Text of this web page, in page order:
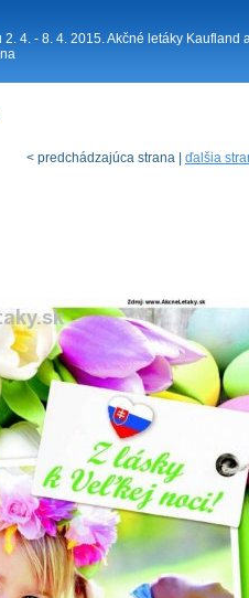
4. - 8. 4. 2015. Akčné letáky
< predchádzajúca strana | ďalšia